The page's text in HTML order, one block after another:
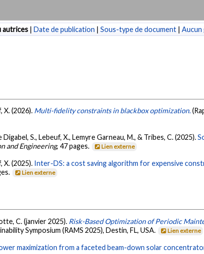
autrices | Date de publication | Sous-type de document |
X. (2026). Multi-fidelity constraints in blackbox optimization.
S., Lebeuf, X., Lemyre Garneau, M., & Tribes, C. (2025).
and Engineering, 47 pages. Lien externe
X. (2025). Inter-DS: a cost saving algorithm for expensive
Lien externe
C. (janvier 2025). Risk-Based Optimization of Periodic
Symposium (RAMS 2025), Destin, FL, USA.
Lien externe
maximization from a faceted beam-down solar